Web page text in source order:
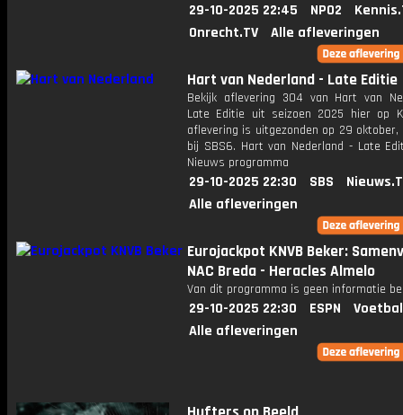
29-10-2025 22:45 NPO2
Onrecht.TV
Alle afleveringen
Hart van Nederland - Late Editie
Bekijk aflevering 304 van Hart van
Late Editie uit seizoen 2025 hier op
aflevering is uitgezonden op 29 oktober,
bij SBS6. Hart van Nederland - Late
Nieuws programma
29-10-2025 22:30 SBS
Alle afleveringen
Eurojackpot KNVB Beker:
NAC Breda - Heracles Almelo
Van dit programma is geen informatie
29-10-2025 22:30 ESPN
Alle afleveringen